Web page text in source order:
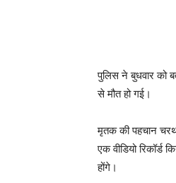
पुलिस ने बुधवार को
से मौत हो गई।
मृतक की पहचान
एक वीडियो
होंगे।